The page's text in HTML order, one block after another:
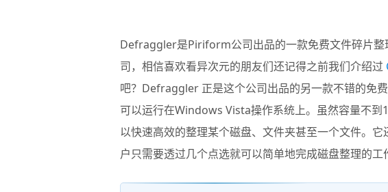
Defraggler是Piriform公司出品的一款免费文件碎片
司，相信喜欢看异次元的朋友们还记得之前我们介绍过
吧？Defraggler 正是这个公司出品的另一款不错的免
可以运行在Windows Vista操作系统上。虽然容量不
以快速高效的整理某个磁盘、文件夹甚至一个文件。
户只需要透过几个点选就可以简单地完成磁盘整理的工